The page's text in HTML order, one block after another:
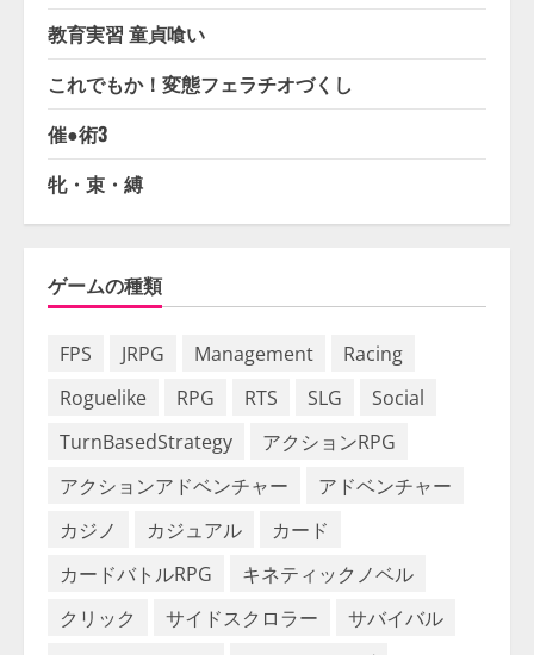
教育実習 童貞喰い
これでもか！変態フェラチオづくし
催●術3
牝・束・縛
ゲームの種類
FPS JRPG Management
Racing
Roguelike
RPG RTS SLG
Social
TurnBasedStrategy
アクションRPG
アクションアドベンチャー
アドベンチャー
カジノ
カジュアル
カード
カードバトルRPG
キネティックノベル
クリック
サイドスクロラー
サバイバル